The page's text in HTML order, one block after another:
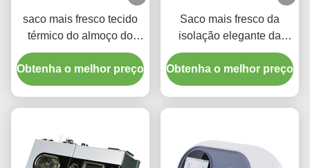
saco mais fresco tecido
térmico do almoço do
filme 40L para
capacidade fria da
preservação do calor a
Obtenha o melhor preço
Saco mais fresco da
isolação elegante da
folha de alumínio para o
mantimento
Obtenha o melhor preço